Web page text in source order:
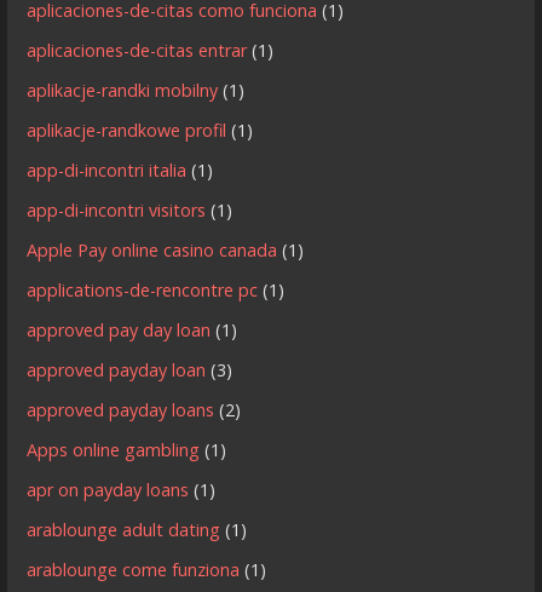
aplicaciones-de-citas como funciona (1)
aplicaciones-de-citas entrar(1)
aplikacje-randki mobilny (1)
aplikacje-randkowe profil (1)
app-di-incontri italia (1)
app-di-incontri visitors (1)
Apple Pay online casino canada (1)
applications-de-rencontre pc (1)
approved pay day loan (1)
approved payday loan (3)
approved payday loans (2)
Apps online gambling (1)
apr on payday loans (1)
arablounge adult dating (1)
arablounge come funziona (1)